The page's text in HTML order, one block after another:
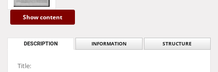
Show content
DESCRIPTION INFORMATION STRUCTURE
Title: